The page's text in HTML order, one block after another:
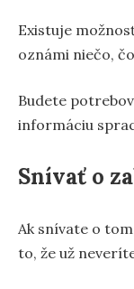
Existuje
oznámi niečo,
Budete
informáciu
Snívať o
Ak snívate o
to, že už